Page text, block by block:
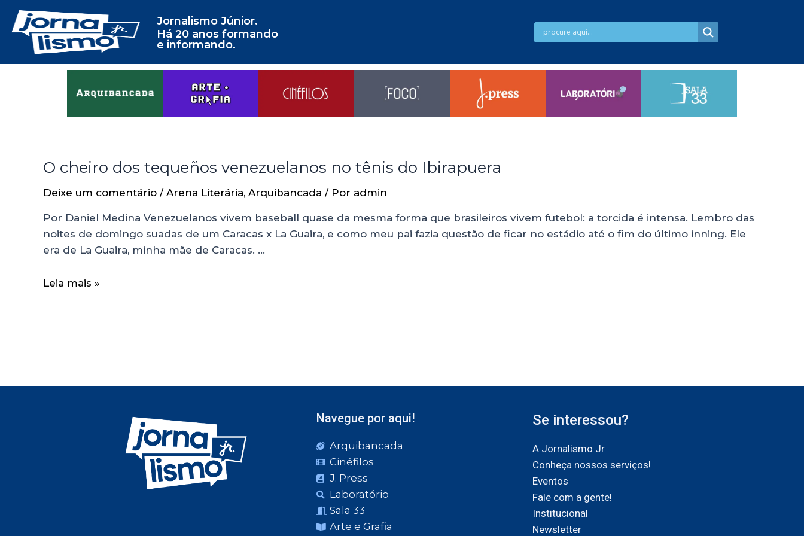
Jornalismo Júnior.
Há 20 anos formando
e informando.
O cheiro dos tequeños venezuelanos no tênis do Ibirapuera
Deixe um comentário / Arena Literária, Arquibancada / Por admin
Por Daniel Medina Venezuelanos vivem baseball quase da mesma forma que brasileiros vivem futebol: a torcida é intensa. Lembro das
noites de domingo suadas de um Caracas x La Guaira, e como meu pai fazia questão de ficar no estádio até o fim do último inning. Ele
era de La Guaira, minha mãe de Caracas. …
Leia mais »
Navegue por aqui!
Arquibancada
Cinéfilos
J. Press
Laboratório
Sala 33
Arte e Grafia
Se interessou?
A Jornalismo Jr
Conheça nossos serviços!
Eventos
Fale com a gente!
Institucional
Newsletter